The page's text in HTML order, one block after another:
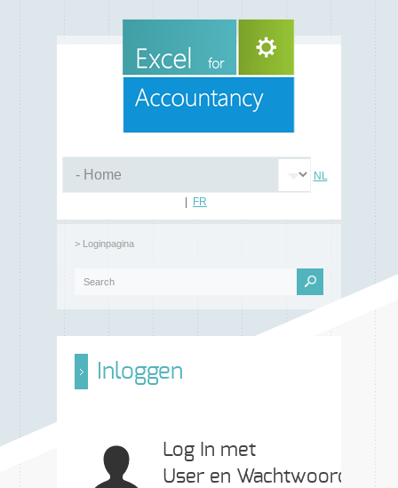
NL
FR
> Loginpagina
Inloggen
Log In met
User en Wachtwoord